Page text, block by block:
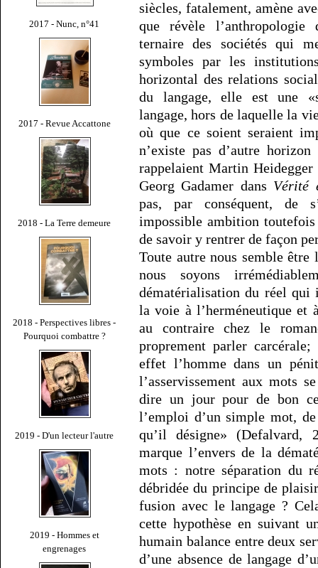
2017 - Nunc, n°41
2017 - Revue Accattone
2018 - La Terre demeure
2018 - Perspectives libres -
Pourquoi combattre ?
2019 - D'un lecteur l'autre
2019 - Hommes et
engrenages
siècles, fatalement, amène
que révèle l’anthropologie
ternaire des sociétés qui
symboles par les
horizontal des relations
du langage, elle est une
langage, hors de laquelle la
où que ce soient seraient
n’existe pas d’autre
rappelaient Martin
Georg Gadamer dans Vérité
pas, par conséquent, de
impossible ambition
de savoir y rentrer de façon
Toute autre nous semble
nous soyons
dématérialisation du réel qui
la voie à l’herméneutique et
au contraire chez le
proprement parler
effet l’homme dans un
l’asservissement aux mots
dire un jour pour de bon ce
l’emploi d’un simple mot,
qu’il désigne» (Defalvard,
marque l’envers de la
mots : notre séparation du
débridée du principe de
fusion avec le langage ?
cette hypothèse en suivant
humain balance entre deux
d’une absence de langage